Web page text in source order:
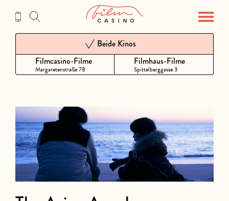
Inhalt
Filmcasino-Filme
Margaretenstraße 78
Beide Kinos
Filmhaus-Filme
Spittelberggasse 3